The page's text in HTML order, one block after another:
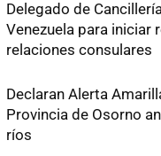
Delegado de
Venezuela para iniciar
relaciones consulares
Declaran Alerta
Provincia de Osorno
ríos